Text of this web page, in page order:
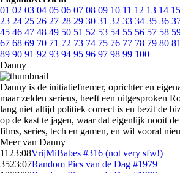
01 02 03 04 05 06 07 08 09 10 11 12 13 14 15
23 24 25 26 27 28 29 30 31 32 33 34 35 36
45 46 47 48 49 50 51 52 53 54 55 56 57 58
67 68 69 70 71 72 73 74 75 76 77 78 79 80 81
89 90 91 92 93 94 95 96 97 98 99 100
Danny
Danny is de initiatiefnemer, oprichter en
maar zelden serieus, heeft een uitgesproken
lang niet altijd politiek correct is en bezit de
op de kast te jagen, waar dat eigenlijk nooit
films, series, tech en gamen, en wil vooral
Meer van Danny
11 23:08VrijMiBabes #316 (not very sfw!)
3523:07Random Pics van de Dag #1979